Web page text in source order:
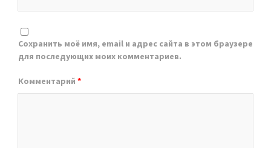
Сохранить моё имя, email и адрес сайта в этом браузере
для последующих моих комментариев.
Комментарий *